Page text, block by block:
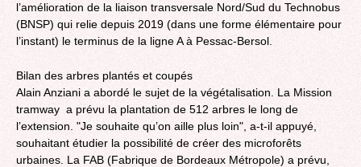
l’amélioration de la liaison transversale Nord/Sud du Technobus
(BNSP) qui relie depuis 2019 (dans une forme élémentaire pour
l’instant) le terminus de la ligne A à Pessac-Bersol.
Bilan des arbres plantés et coupés
Alain Anziani a abordé le sujet de la végétalisation. La Mission
tramway a prévu la plantation de 512 arbres le long de
l’extension. "Je souhaite qu’on aille plus loin", a-t-il appuyé,
souhaitant étudier la possibilité de créer des microforêts
urbaines. La FAB (Fabrique de Bordeaux Métropole) a prévu,